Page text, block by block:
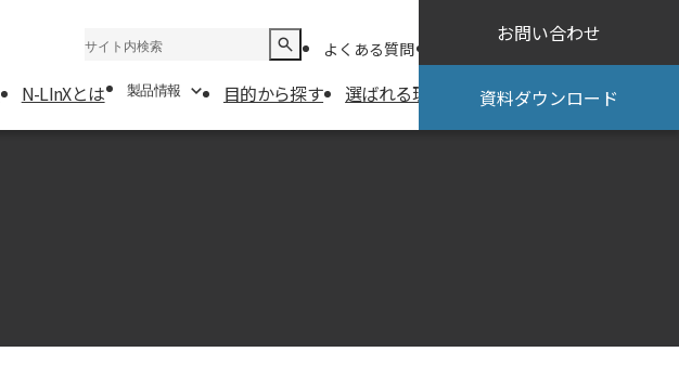
よくある質問 導入までの流れ サポート情報
N-LInXとは 製品情報
動バックアップシステム
目的から探す 選ばれる理由 導入事例 お役立ち情報
お問い合わせ
資料ダウンロード